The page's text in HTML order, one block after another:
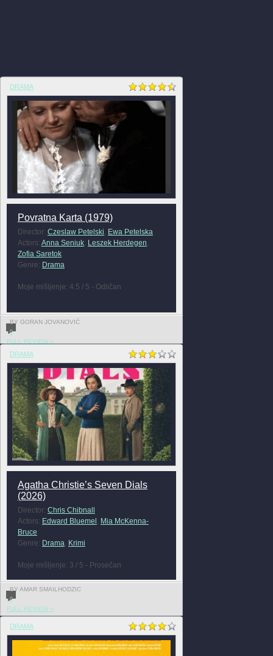
DRAMA
Povratna Karta (1979)
Director: Czeslaw Petelski, Ewa Petelska
Actors: Anna Seniuk, Leszek Herdegen,
Zofia Saretok
Genre: Drama
Moje mišljenje: 4.5 / 5 - Odličan
BY GORAN JOVANOVIĆ
0
FULL REVIEW »
DRAMA
Agatha Christie’s Seven Dials
(2026)
Director: Chris Chibnall
Actors: Edward Bluemel , Mia McKenna-
Bruce
Genre: Drama, Krimi
Moje mišljenje: 3 / 5 - Prosečan
BY AMAR SMAILHODZIC
0
FULL REVIEW »
DRAMA